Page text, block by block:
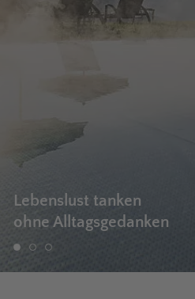
Lebenslust tanken
ohne Alltagsgedanken